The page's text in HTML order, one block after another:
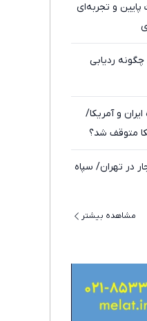
پایین و تجربه‌ای
چگونه ردیابی
ایران و آمریکا/
متوقف شد؟
در تهران/ سپاه
مشاهده بیشتر